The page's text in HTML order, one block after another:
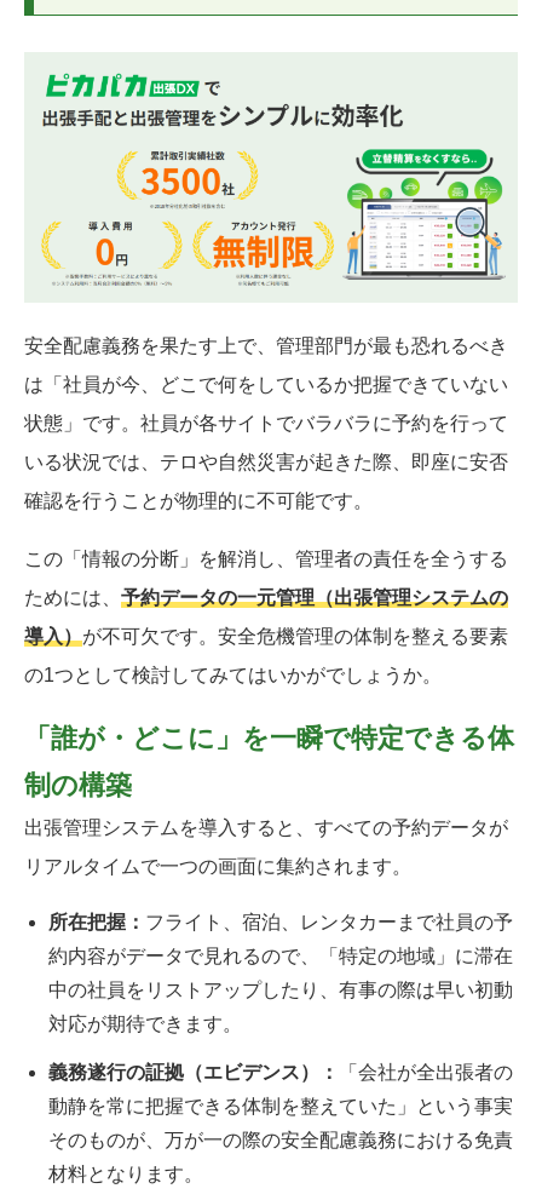
安全配慮義務を果たす上で、管理部門が最も恐れるべき
は「社員が今、どこで何をしているか把握できていない
状態」です。社員が各サイトでバラバラに予約を行って
いる状況では、テロや自然災害が起きた際、即座に安否
確認を行うことが物理的に不可能です。
この「情報の分断」を解消し、管理者の責任を全うする
ためには、 予約データの一元管理（出張管理システムの
導入）が不可欠です。安全危機管理の体制を整える要素
の1つとして検討してみてはいかがでしょうか。
「誰が・どこに」を一瞬で特定できる体
制の構築
出張管理システムを導入すると、すべての予約データが
リアルタイムで一つの画面に集約されます。
所在把握： フライト、宿泊、レンタカーまで社員の予
約内容がデータで見れるので、「特定の地域」に滞在
中の社員をリストアップしたり、有事の際は早い初動
対応が期待できます。
義務遂行の証拠（エビデンス）：
「会社が全出張者の
動静を常に把握できる体制を整えていた」という事実
そのものが、万が一の際の安全配慮義務における免責
材料となります。